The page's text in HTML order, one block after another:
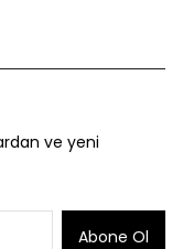
ve yeni
Abone Ol